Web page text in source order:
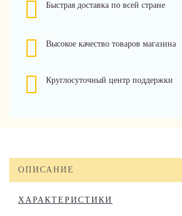
Быстрая доставка по всей стране
Высокое качество товаров магазина
Круглосуточный центр поддержки
ОПИСАНИЕ
ХАРАКТЕРИСТИКИ